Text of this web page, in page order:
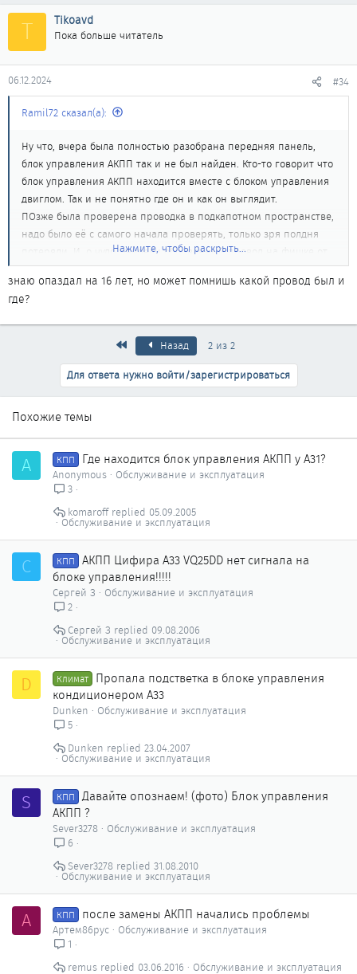
T Tikoavd
Пока больше читатель
06.12.2024 #34
Ramil72 сказал(а):
Ну что, вчера была полностью разобрана передняя панель,
блок управления АКПП так и не был найден. Кто-то говорит что
блок управления АКПП находится вместе с блоком управления
двиглом. Так и не понятно где он и как он выглядит.
ПОзже была проверена проводка в подкапотном пространстве,
надо было её с самого начала проверять, только зря полдня
потеряли. И, о чудо, увидели оборванный провод на фишке от
которой идут провода в коробку. Несколько раз людям на СТО я
говорил что прежде чем разбирать, лучше проверить всю
проводку, не послушали. Ну да ладно, счастье, оно все-таки есть
Коробка работает нормально теперь. Только есть рывок
при переключении с первой на вторую передачу. При
включении зимнего режима коробки рывок пропадает. Поменя
масло в коробке, не помогло, пока забил на это, посмотрим что
будет дальше. Всем большое спасибо за советы, Gancу
Нажмите, чтобы раскрыть...
знаю опаздал на 16 лет, но может помнишь какой провод был и
где?
ПервыйНазад
2 из 2
Для ответа нужно войти/зарегистрироваться
Похожие темы
A КПП Где находится блок управления АКПП у А31?
Anonymous
Обслуживание и эксплуатация
3
Обслуживание и эксплуатация
05.09.2005
komaroff
С КПП
АКПП Цифира А33 VQ25DD нет сигнала на
блоке управления!!!!!
Сергей З
Обслуживание и эксплуатация
2
Обслуживание и эксплуатация
09.08.2006
Сергей З
D Климат Пропала подстветка в блоке управления
кондиционером A33
Dunken
Обслуживание и эксплуатация
5
Обслуживание и эксплуатация
23.04.2007
Dunken
S КПП
Давайте опознаем! (фото) Блок управления
АКПП ?
Sever3278
Обслуживание и эксплуатация
6
Обслуживание и эксплуатация
31.08.2010
Sever3278
А КПП после замены АКПП начались проблемы
Артем86рус
Обслуживание и эксплуатация
1
Обслуживание и эксплуатация
03.06.2016
remus